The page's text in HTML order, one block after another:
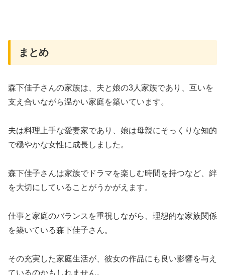
まとめ
森下佳子さんの家族は、夫と娘の3人家族であり、互いを
支え合いながら温かい家庭を築いています。
夫は料理上手な愛妻家であり、娘は母親にそっくりな知的
で穏やかな女性に成長しました。
森下佳子さんは家族でドラマを楽しむ時間を持つなど、絆
を大切にしていることがうかがえます。
仕事と家庭のバランスを重視しながら、理想的な家族関係
を築いている森下佳子さん。
その充実した家庭生活が、彼女の作品にも良い影響を与え
ているのかもしれません。